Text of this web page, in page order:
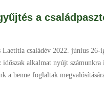
a
Laetitia családév 2022. június 26-
alkalmat nyújt
a benne foglaltak